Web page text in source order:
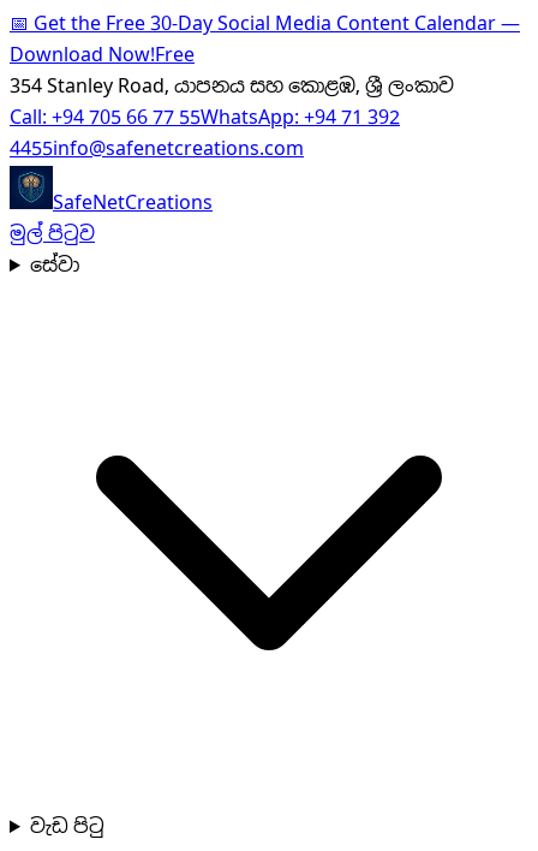
📅Get the Free 30-Day Social Media Content Calendar —
Download Now!Free
354 Stanley Road, යාපනය සහ කොළඹ, ශ්‍රී ලංකාව
Call:+94 705 66 77 55WhatsApp:+94 71 392
4455info@safenetcreations.com
SafeNetCreations
මුල් පිටුව
සේවා
වැඩ පිටු